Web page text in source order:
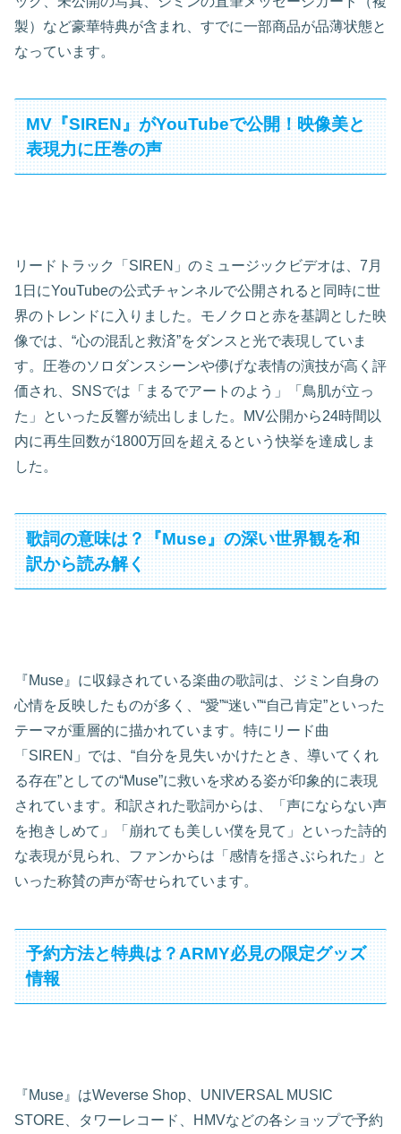
製）など豪華特典が含まれ、すでに一部商品が品薄状態と
なっています。
MV『SIREN』がYouTubeで公開！映像美と
表現力に圧巻の声
リードトラック「SIREN」のミュージックビデオは、7月
1日にYouTubeの公式チャンネルで公開されると同時に世
界のトレンドに入りました。モノクロと赤を基調とした映
像では、“心の混乱と救済”をダンスと光で表現していま
す。圧巻のソロダンスシーンや儚げな表情の演技が高く評
価され、SNSでは「まるでアートのよう」「鳥肌が立っ
た」といった反響が続出しました。MV公開から24時間以
内に再生回数が1800万回を超えるという快挙を達成しま
した。
歌詞の意味は？『Muse』の深い世界観を和
訳から読み解く
『Muse』に収録されている楽曲の歌詞は、ジミン自身の
心情を反映したものが多く、“愛”“迷い”“自己肯定”といった
テーマが重層的に描かれています。特にリード曲
「SIREN」では、“自分を見失いかけたとき、導いてくれ
る存在”としての“Muse”に救いを求める姿が印象的に表現
されています。和訳された歌詞からは、「声にならない声
を抱きしめて」「崩れても美しい僕を見て」といった詩的
な表現が見られ、ファンからは「感情を揺さぶられた」と
いった称賛の声が寄せられています。
予約方法と特典は？ARMY必見の限定グッズ
情報
『Muse』はWeverse Shop、UNIVERSAL MUSIC
STORE、タワーレコード、HMVなどの各ショップで予約